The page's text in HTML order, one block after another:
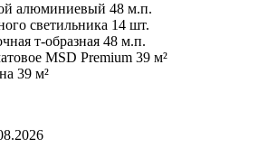
алюминиевый 48 м.п.
светильника 14 шт.
т-образная 48 м.п.
MSD Premium 39 м²
39 м²